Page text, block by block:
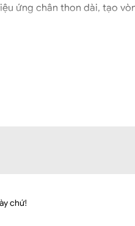
ứng chân thon dài, tạo
chứ!